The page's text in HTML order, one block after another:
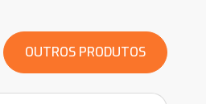
OUTROS PRODUTOS